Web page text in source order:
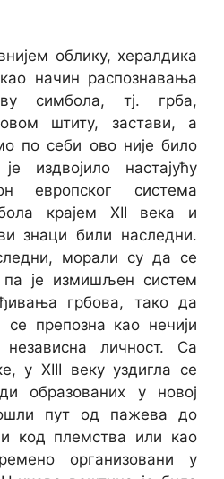
облику, хералдика
начин распознавања
симбола, тј. грба,
штиту, застави, а
по себи ово није било
издвојило настајућу
европског система
крајем XII века и
знаци били наследни.
морали су да се
је измишљен систем
грбова, тако да
препозна као нечији
личност. Са
у XIII веку уздигла се
образованих у новој
пут од пажева до
код племства или као
организовани у